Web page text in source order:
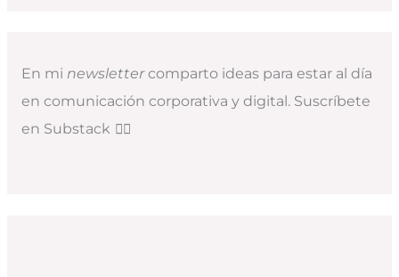
En mi newslettercomparto ideas para estar al día
en comunicación corporativa y digital. Suscríbete
en Substack 👇🏻